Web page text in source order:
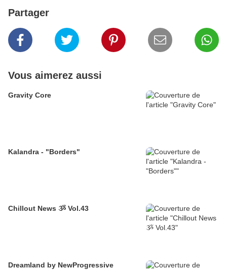
Partager
Vous aimerez aussi
Gravity Core
Kalandra - "Borders"
Chillout News ૐ Vol.43
Dreamland by NewProgressive